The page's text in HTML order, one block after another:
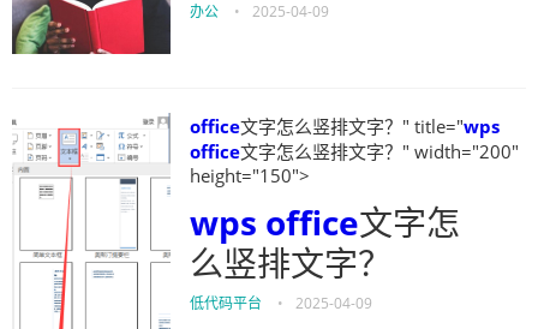
办公 • 2025-04-09
office文字怎么竖排文字？" title="wps
office文字怎么竖排文字？" width="200"
height="150">
wps office文字怎
么竖排文字？
低代码平台 • 2025-04-09